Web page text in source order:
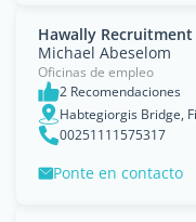
Hawally Recruitment
Michael Abeselom
Oficinas de empleo
2 Recomendaciones
00251111575317
Ponte en contacto